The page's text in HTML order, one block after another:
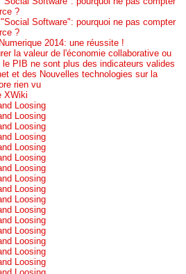
?
Software": pourquoi ne pas compter
?
2014: une réussite !
la valeur de l'économie collaborative ou
PIB ne sont plus des indicateurs valides
et des Nouvelles technologies sur la
rien vu
XWiki
Loosing
Loosing
Loosing
Loosing
Loosing
Loosing
Loosing
Loosing
Loosing
Loosing
Loosing
Loosing
Loosing
Loosing
Loosing
Loosing